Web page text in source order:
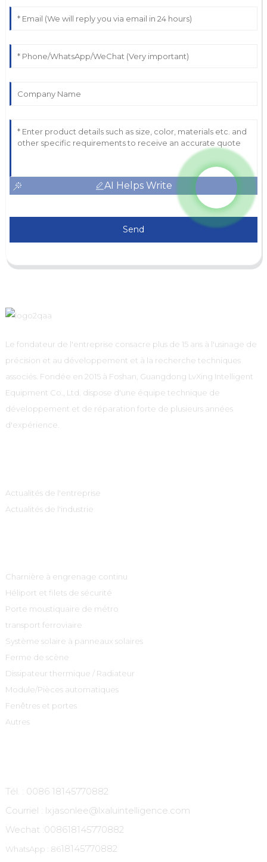
AI Helps Write
Send
Le fondateur de l'entreprise consacre plus de 15 ans à l'usinage de
précision et au développement et à la recherche techniques
associés. Fondée en 2015 à Foshan, Guangdong LvXing Intelligent
Equipment Co., Ltd. dispose d'une équipe technique de
développement et de réparation forte de plusieurs années
d'expérience.
Actualités de l'entreprise
Actualités de l'industrie
Charnière à engrenage continu
Héliport et filets de sécurité
Porte moustiquaire de métro
transport ferroviaire
Système solaire à panneaux solaires
Ferme de scène
Dissipateur thermique / Radiateur
Module/Pièces automatiques
Fenêtres et portes
Autres
Tél. : 0086 18145770882
Courriel : lxjasonlee@lxaluintelligence.com
Wechat :008618145770882
WhatsApp : 8618145770882